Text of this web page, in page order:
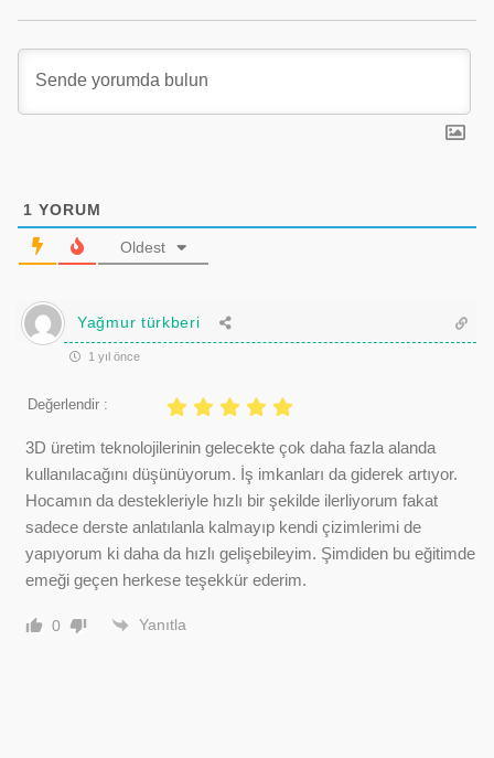
1 YORUM
Oldest
Yağmur türkberi
1 yıl önce
Değerlendir :
3D üretim teknolojilerinin gelecekte çok daha fazla alanda
kullanılacağını düşünüyorum. İş imkanları da giderek artıyor.
Hocamın da destekleriyle hızlı bir şekilde ilerliyorum fakat
sadece derste anlatılanla kalmayıp kendi çizimlerimi de
yapıyorum ki daha da hızlı gelişebileyim. Şimdiden bu eğitimde
emeği geçen herkese teşekkür ederim.
0 Yanıtla